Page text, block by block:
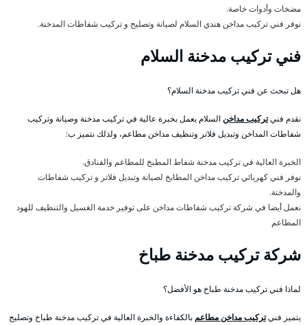
مضخات وأدوات خاصة.
نوفر فني تركيب مداخن هندي السلام لصيانة وتصليح و تركيب شفاطات المدخنة.
فني تركيب مدخنة السلام
هل تبحث عن فني تركيب مدخنة السلام؟
نقدم فنيتركيب مداخنالسلام يعمل بخبرة عالية في تركيب مدخنة وصيانة وتركيب
شفاطات المداخن وتبديل فلاتر وتنظيف مداخن مطاعم، ولذلك نتميز ب:
الخبرة العالية في تركيب مدخنة شفاط المطبخ للمطاعم والفنادق.
نوفر فني كهربائي تركيب مداخن المطابخ لصيانة وتبديل فلاتر و تركيب شفاطات
والمدخنة.
نعمل أيضا في شركة تركيب شفاطات مداخن على توفير خدمة الغسيل والتنظيف للهود
المطاعم
شركة تركيب مدخنة طباخ
لماذا فني تركيب مدخنة طباخ هو الأفضل؟
يتميز فنيتركيب مداخن مطاعم بالكفاءة والخبرة العالية في تركيب مدخنة طباخ وتصليح